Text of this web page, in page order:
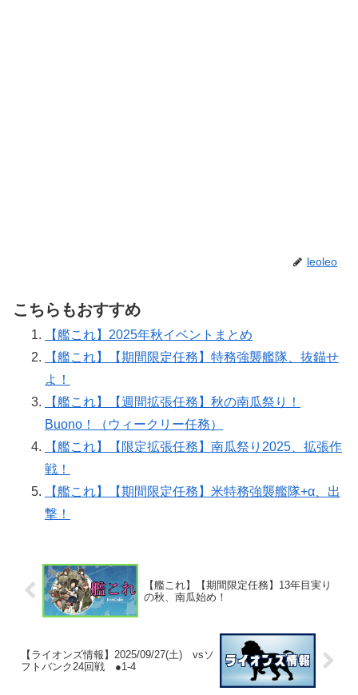
leoleo
こちらもおすすめ
【艦これ】2025年秋イベントまとめ
【艦これ】【期間限定任務】特務強襲艦隊、抜錨せ
よ！
【艦これ】【週間拡張任務】秋の南瓜祭り！
Buono！（ウィークリー任務）
【艦これ】【限定拡張任務】南瓜祭り2025、拡張作
戦！
【艦これ】【期間限定任務】米特務強襲艦隊+α、出
撃！
【艦これ】【期間限定任務】13年目実り
の秋、南瓜始め！
【ライオンズ情報】2025/09/27(土) vsソ
フトバンク24回戦 ●1-4